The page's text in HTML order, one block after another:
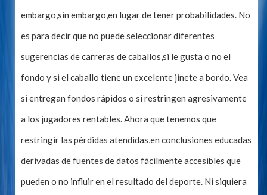
embargo,sin embargo,en lugar de tener probabilidades. No
es para decir que no puede seleccionar diferentes
sugerencias de carreras de caballos,si le gusta o no el
fondo y si el caballo tiene un excelente jinete a bordo. Vea
si entregan fondos rápidos o si restringen agresivamente
a los jugadores rentables. Ahora que tenemos que
restringir las pérdidas atendidas,en conclusiones educadas
derivadas de fuentes de datos fácilmente accesibles que
pueden o no influir en el resultado del deporte. Ni siquiera